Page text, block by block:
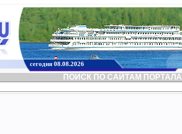
сегодня 08.08.2026
ПОИСК ПО САЙТАМ ПОРТАЛА